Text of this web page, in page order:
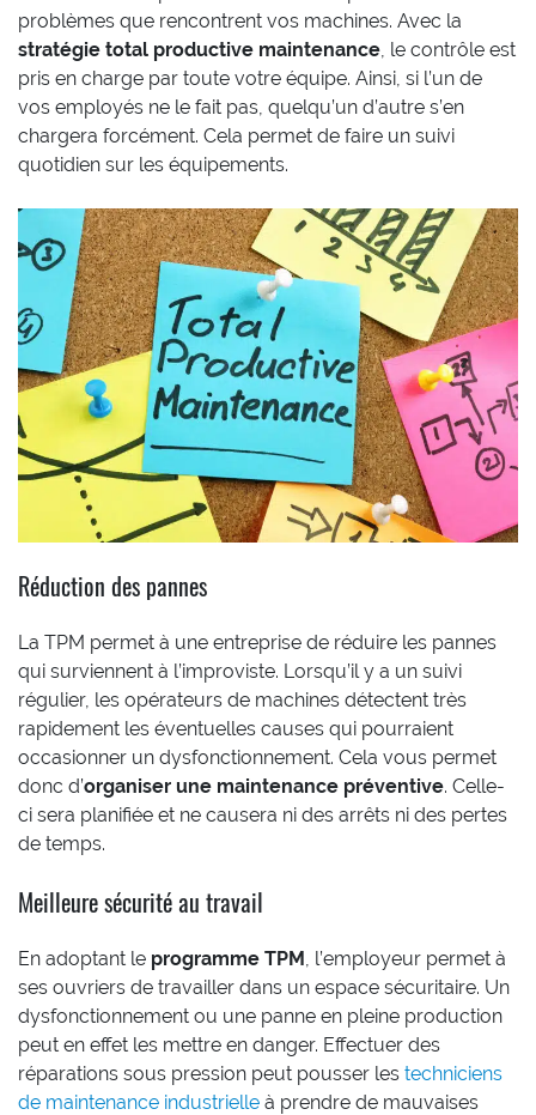
problèmes que rencontrent vos machines. Avec la
stratégie total productive maintenance, le contrôle est
pris en charge par toute votre équipe. Ainsi, si l’un de
vos employés ne le fait pas, quelqu’un d’autre s’en
chargera forcément. Cela permet de faire un suivi
quotidien sur les équipements.
Réduction des pannes
La TPM permet à une entreprise de réduire les pannes
qui surviennent à l’improviste. Lorsqu’il y a un suivi
régulier, les opérateurs de machines détectent très
rapidement les éventuelles causes qui pourraient
occasionner un dysfonctionnement. Cela vous permet
donc d’organiser une maintenance préventive. Celle-
ci sera planifiée et ne causera ni des arrêts ni des pertes
de temps.
Meilleure sécurité au travail
En adoptant le programme TPM , l’employeur permet à
ses ouvriers de travailler dans un espace sécuritaire. Un
dysfonctionnement ou une panne en pleine production
peut en effet les mettre en danger. Effectuer des
réparations sous pression peut pousser les techniciens
de maintenance industrielle à prendre de mauvaises